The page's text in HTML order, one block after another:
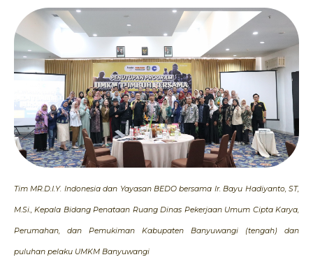
Tim MR.D.I.Y. Indonesia dan Yayasan BEDO bersama Ir. Bayu Hadiyanto, ST,
M.Si., Kepala Bidang Penataan Ruang Dinas Pekerjaan Umum Cipta Karya,
Perumahan, dan Pemukiman Kabupaten Banyuwangi (tengah) dan
puluhan pelaku UMKM Banyuwangi